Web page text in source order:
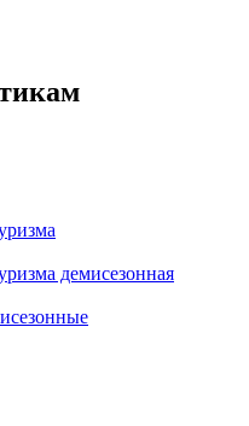
демисезонная